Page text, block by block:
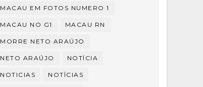
MACAU EM FOTOS NUMERO 1
MACAU NO G1 MACAU RN
MORRE NETO ARAÚJO
NETO ARAÚJO NOTÍCIA
NOTICIAS NOTÍCIAS